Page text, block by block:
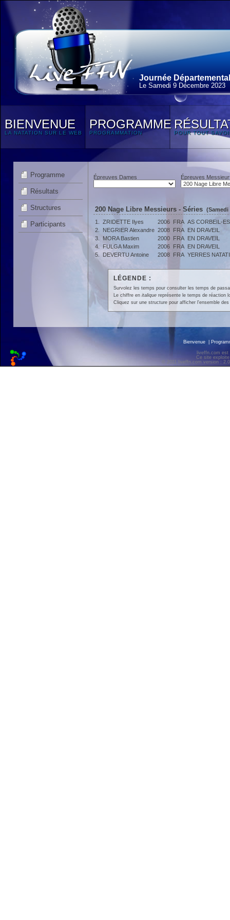
Journée
Le Samedi 9 Décembre 2023
BIENVENUE
LA NATATION SUR LE WEB
PROGRAMME
PROGRAMMATION POUR TOUT
Programme
Résultats
Structures
Participants
Épreuves Dames Épreuves
200 Nage Libre Messieurs - Séries (Samedi
1.
ZRIDETTE Ilyes 2006 FRA AS CORBEIL-
2.
NEGRIER Alexandre 2008 FRA EN DRAVEIL
3.
MORA Bastien 2000 FRA EN DRAVEIL
4.
FULGA Maxim 2006 FRA EN DRAVEIL
5.
DEVERTU Antoine 2008 FRA YERRES
LÉGENDE :
Survolez les temps pour consulter les temps de
Le chiffre en italiquereprésente le temps de réaction
Cliquez sur une structure pour afficher l'ensemble
Bienvenue
liveffn.com est
Ce site
© 2011 liveffn.com version :